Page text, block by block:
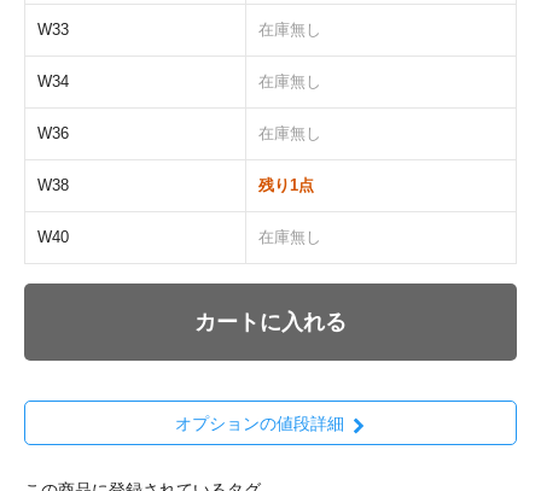
W33 在庫無し
W34 在庫無し
W36 在庫無し
W38 残り1点
W40 在庫無し
カートに入れる
オプションの値段詳細